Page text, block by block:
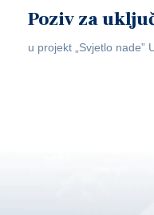
Poziv za
u projekt „Svjetlo nade”